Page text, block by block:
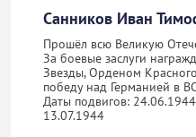
Санников Иван
Прошёл всю Великую
За боевые заслуги
Звезды, Орденом
победу над Германией в
Даты подвигов:
13.07.1944